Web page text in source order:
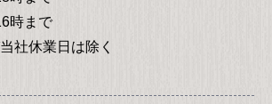
時まで
社休業日は除く